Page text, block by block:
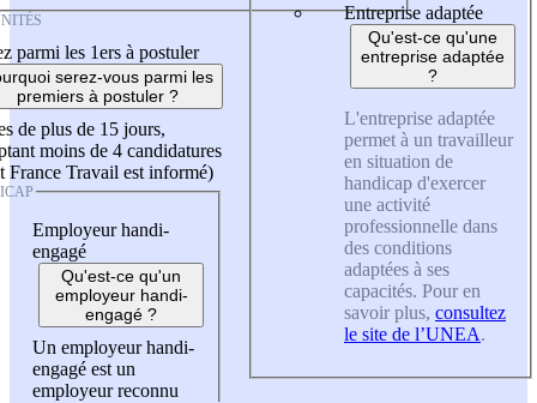
parmi les 1ers à postuler
serez-vous parmi les
premiers à postuler ?
de plus de 15 jours,
moins de 4 candidatures
France Travail est informé)
Employeur handi-
engagé
Qu'est-ce qu'un
employeur handi-
engagé ?
Un employeur handi-
engagé est un
employeur reconnu
Entreprise adaptée
Qu'est-ce qu'une
entreprise adaptée
?
L'entreprise adaptée
permet à un travailleur
en situation de
handicap d'exercer
une activité
professionnelle dans
des conditions
adaptées à ses
capacités. Pour en
savoir plus, consultez
le site de l’UNEA.